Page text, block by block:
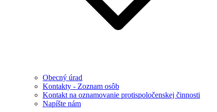
Obecný úrad
Kontakty - Zoznam osôb
Kontakt na oznamovanie protispoločenskej činnosti
Napíšte nám